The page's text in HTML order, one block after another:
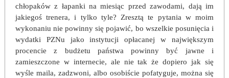
chłopaków z łapanki na miesiąc przed zawodami, dają im
jakiegoś trenera, i tylko tyle? Zresztą te pytania w moim
wykonaniu nie powinny się pojawić, bo wszelkie posunięcia i
wydatki PZNu jako instytucji opłacanej w największym
procencie z budżetu państwa powinny być jawne i
zamieszczone w internecie, ale nie tak że dopiero jak się
wyśle maila, zadzwoni, albo osobiście pofatyguje, można się